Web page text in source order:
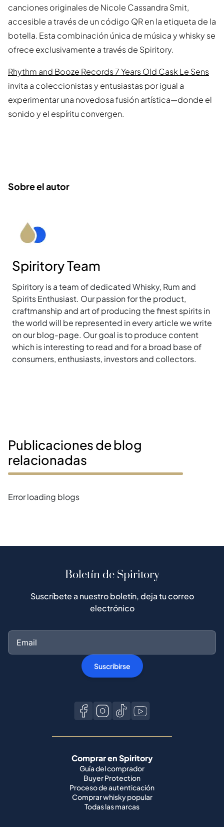
canciones originales de Nicole Cassandra Smit,
accesible a través de un código QR en la etiqueta de la
botella. Esta combinación única de música y whisky se
ofrece exclusivamente a través de Spiritory.
Rhythm and Booze Records 7 Years Old Cask Le Sens
invita a coleccionistas y entusiastas por igual a
experimentar una novedosa fusión artística—donde el
sonido y el espíritu convergen.
Sobre el autor
Spiritory Team
Spiritory is a team of dedicated Whisky, Rum and
Spirits Enthusiast. Our passion for the product,
craftmanship and art of producing the finest spirits in
the world will be represented in every article we write
on our blog-page. Our goal is to produce content
which is interesting to read and for a broad base of
consumers, enthusiasts, investors and collectors.
Publicaciones de blog
relacionadas
Error loading blogs
Boletín de Spiritory
Suscríbete a nuestro boletín, deja tu correo
electrónico
Suscribirse
Comprar en Spiritory
Guía del comprador
Buyer Protection
Proceso de autenticación
Comprar whisky popular
Todas las marcas